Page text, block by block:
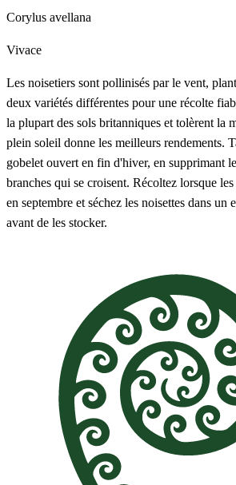
Corylus avellana
Vivace
Les noisetiers sont pollinisés par le vent,
deux variétés différentes pour une récolte
la plupart des sols britanniques et tolèrent la
plein soleil donne les meilleurs rendements.
gobelet ouvert en fin d'hiver, en supprimant
branches qui se croisent. Récoltez lorsque
en septembre et séchez les noisettes dans un
avant de les stocker.